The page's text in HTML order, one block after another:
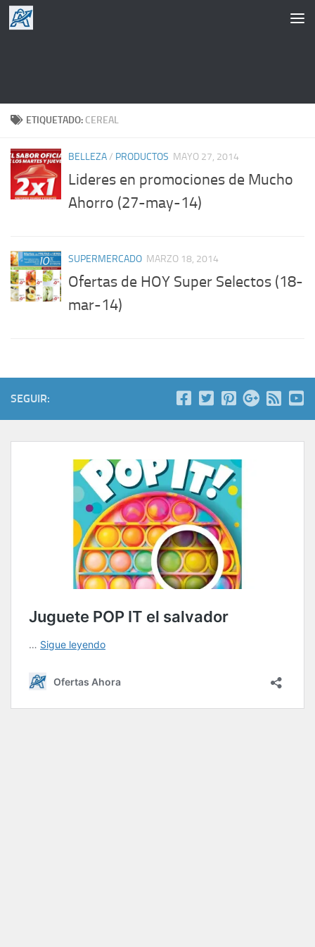
Saltar al contenido
ETIQUETADO: CEREAL
BELLEZA/ PRODUCTOS MAYO 27, 2014
Lideres en promociones de Mucho
Ahorro (27-may-14)
SUPERMERCADO MARZO 18, 2014
Ofertas de HOY Super Selectos (18-
mar-14)
SEGUIR: